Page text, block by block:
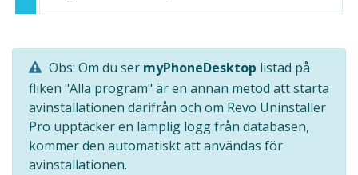
Obs: Om du ser myPhoneDesktop listad på
fliken "Alla program" är en annan metod att starta
avinstallationen därifrån och om Revo Uninstaller
Pro upptäcker en lämplig logg från databasen,
kommer den automatiskt att användas för
avinstallationen.